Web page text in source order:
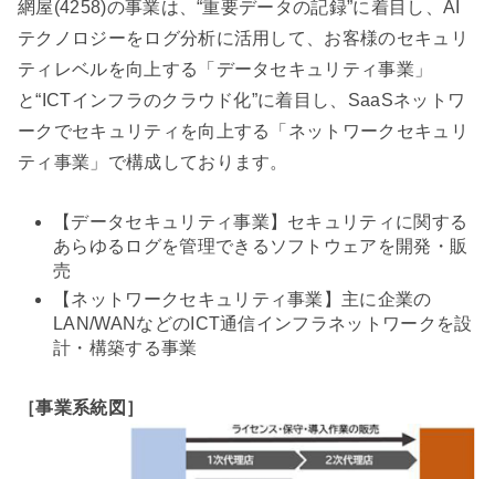
網屋(4258)の事業は、“重要データの記録”に着目し、AI
テクノロジーをログ分析に活用して、お客様のセキュリ
ティレベルを向上する「データセキュリティ事業」
と“ICTインフラのクラウド化”に着目し、SaaSネットワ
ークでセキュリティを向上する「ネットワークセキュリ
ティ事業」で構成しております。
【データセキュリティ事業】セキュリティに関する
あらゆるログを管理できるソフトウェアを開発・販
売
【ネットワークセキュリティ事業】主に企業の
LAN/WANなどのICT通信インフラネットワークを設
計・構築する事業
［事業系統図］